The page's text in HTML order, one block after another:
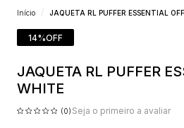
Início JAQUETA RL PUFFER ESSENTIAL
14%OFF
JAQUETA RL PUFFER
WHITE
(0) Seja o primeiro a avaliar